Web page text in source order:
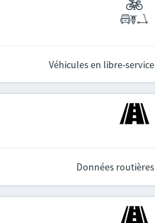
Véhicules en libre-service
Données routières